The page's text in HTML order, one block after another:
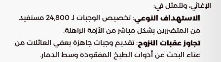
الإغاثي، وتتمثل في:
الاستهداف النوعي
: تخصيص الوجبات لـ 24,800 مستفيد
من المتضررين بشكل مباشر من الأزمة الراهنة.
تجاوز عقبات النزوح: تقديم وجبات جاهزة يعفي العائلات من
عناء البحث عن أدوات الطبخ المفقودة وسط الدمار.